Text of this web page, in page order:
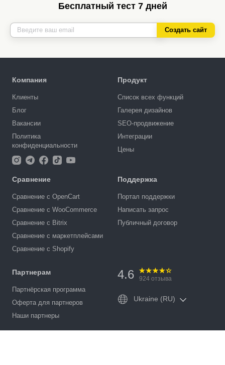
Бесплатный тест 7 дней
Создать сайт
Компания
Клиенты
Блог
Вакансии
Политика
конфиденциальности
Продукт
Список всех функций
Галерея дизайнов
SEO-продвижение
Интеграции
Цены
Сравнение
Сравнение с OpenCart
Сравнение с WooCommerce
Сравнение с Bitrix
Сравнение с маркетплейсами
Сравнение с Shopify
Поддержка
Портал поддержки
Написать запрос
Публичный договор
Партнерам
Партнёрская программа
Оферта для партнеров
Наши партнеры
4.6 924 отзыва
Ukraine (RU)